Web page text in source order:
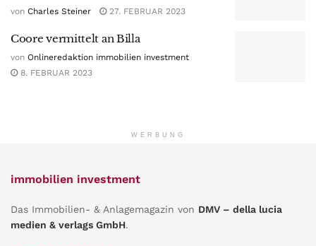
von Charles Steiner 27. FEBRUAR 2023
Coore vermittelt an Billa
von Onlineredaktion immobilien investment
8. FEBRUAR 2023
WERBUNG
immobilien investment
Das Immobilien- & Anlagemagazin von DMV – della lucia
medien & verlags GmbH.